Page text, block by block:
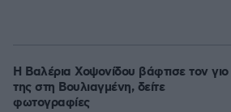
Η Βαλέρια Χοψονίδου βάφτισε τον γιο
της στη Βουλιαγμένη, δείτε
φωτογραφίες